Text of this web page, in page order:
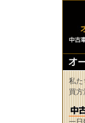
私た
買方